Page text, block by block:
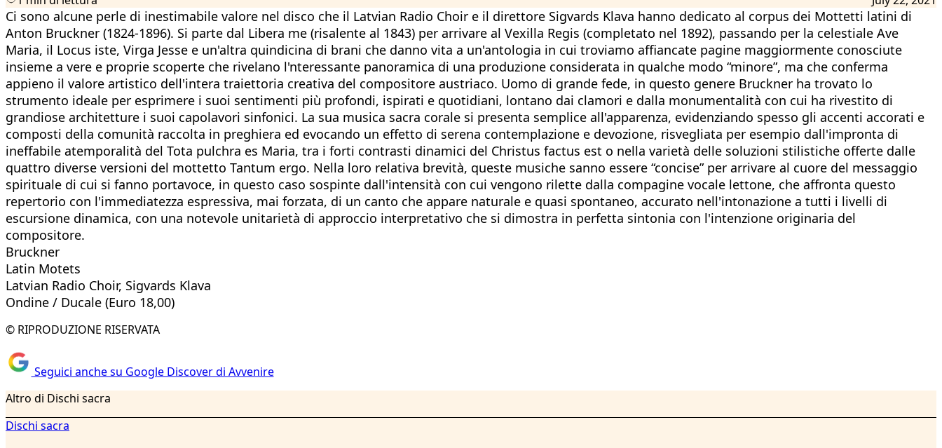
Ci sono alcune perle di inestimabile valore nel disco che il Latvian Radio Choir e il direttore Sigvards Klava hanno dedicato al corpus dei Mottetti latini di
Anton Bruckner (1824-1896). Si parte dal Libera me (risalente al 1843) per arrivare al Vexilla Regis (completato nel 1892), passando per la celestiale Ave
Maria, il Locus iste, Virga Jesse e un'altra quindicina di brani che danno vita a un'antologia in cui troviamo affiancate pagine maggiormente conosciute
insieme a vere e proprie scoperte che rivelano l'nteressante panoramica di una produzione considerata in qualche modo “minore”, ma che conferma
appieno il valore artistico dell'intera traiettoria creativa del compositore austriaco. Uomo di grande fede, in questo genere Bruckner ha trovato lo
strumento ideale per esprimere i suoi sentimenti più profondi, ispirati e quotidiani, lontano dai clamori e dalla monumentalità con cui ha rivestito di
grandiose architetture i suoi capolavori sinfonici. La sua musica sacra corale si presenta semplice all'apparenza, evidenziando spesso gli accenti accorati e
composti della comunità raccolta in preghiera ed evocando un effetto di serena contemplazione e devozione, risvegliata per esempio dall'impronta di
ineffabile atemporalità del Tota pulchra es Maria, tra i forti contrasti dinamici del Christus factus est o nella varietà delle soluzioni stilistiche offerte dalle
quattro diverse versioni del mottetto Tantum ergo. Nella loro relativa brevità, queste musiche sanno essere “concise” per arrivare al cuore del messaggio
spirituale di cui si fanno portavoce, in questo caso sospinte dall'intensità con cui vengono rilette dalla compagine vocale lettone, che affronta questo
repertorio con l'immediatezza espressiva, mai forzata, di un canto che appare naturale e quasi spontaneo, accurato nell'intonazione a tutti i livelli di
escursione dinamica, con una notevole unitarietà di approccio interpretativo che si dimostra in perfetta sintonia con l'intenzione originaria del
compositore.
Bruckner
Latin Motets
Latvian Radio Choir, Sigvards Klava
Ondine / Ducale (Euro 18,00)
© RIPRODUZIONE RISERVATA
Seguici anche su Google Discover di Avvenire
Altro di Dischi sacra
Dischi sacra